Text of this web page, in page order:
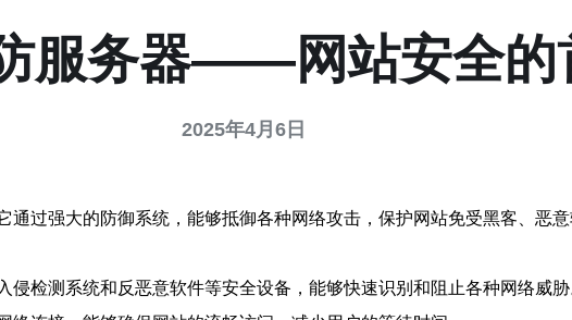
服务器——网站安全的
2025年4月6日
过强大的防御系统，能够抵御各种网络攻击，保护网站免受黑客、恶意
检测系统和反恶意软件等安全设备，能够快速识别和阻止各种网络威胁